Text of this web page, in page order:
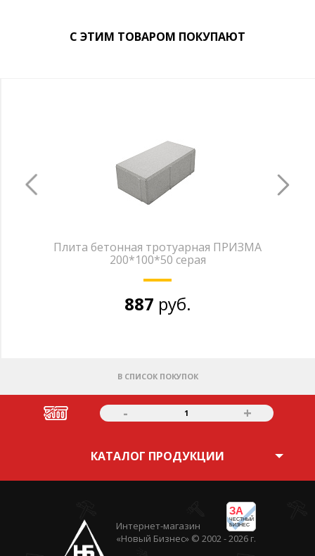
С ЭТИМ ТОВАРОМ ПОКУПАЮТ
Плита бетонная тротуарная ПРИЗМА
200*100*50 серая
887 руб.
В СПИСОК ПОКУПОК
- 1 +
КАТАЛОГ ПРОДУКЦИИ
ЗА
ЧЕСТНЫЙ
БИЗНЕС
Интернет-магазин
«Новый Бизнес» © 2002 - 2026 г.